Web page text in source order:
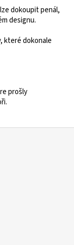
dokoupit penál,
designu.
které dokonale
prošly